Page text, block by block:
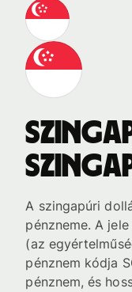
A szingapúri
pénzneme. A
(az
pénznem kódja
pénznem, és